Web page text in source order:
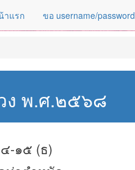
าแรก ขอ username/password
ง พ.ศ.๒๕๖๘
-๑๕ (ธ)